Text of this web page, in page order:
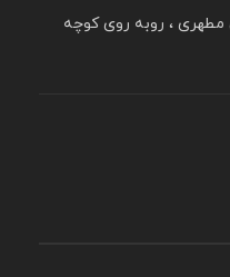
مطهری ، روبه روی کوچه